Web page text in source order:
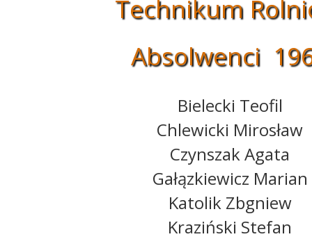
Bielecki Teofil
Chlewicki Mirosław
Czynszak Agata
Gałązkiewicz Marian
Katolik Zbgniew
Kraziński Stefan
Technikum
Absolwenci